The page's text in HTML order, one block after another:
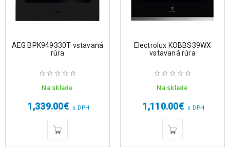
AEG BPK949330T vstavaná
rúra
Na sklade
1,339.00€ s DPH
Electrolux KOBBS39WX
vstavaná rúra
Na sklade
1,110.00€ s DPH